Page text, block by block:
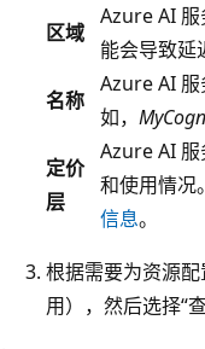
区域
Azure AI
能会导致延
名称
Azure AI
如，
定价
层
Azure AI
和使用情况
信息。
根据需要为资源
用），然后选择“